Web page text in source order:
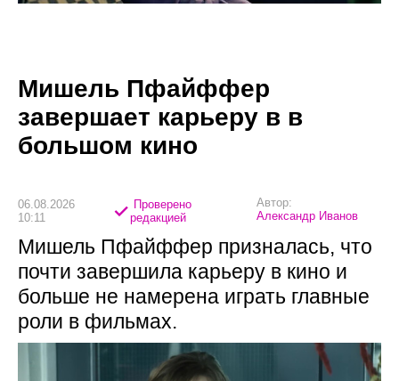
Мишель Пфайффер
завершает карьеру в в
большом кино
06.08.2026
10:11
Проверено
редакцией
Автор:
Александр Иванов
Мишель Пфайффер призналась, что
почти завершила карьеру в кино и
больше не намерена играть главные
роли в фильмах.